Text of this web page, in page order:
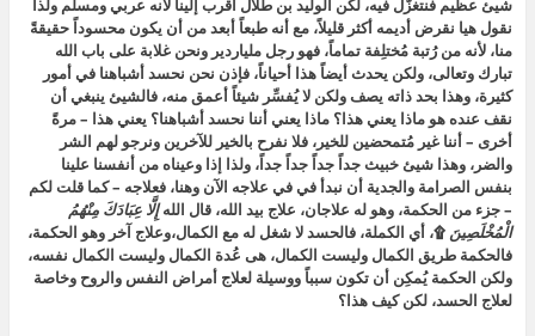
شيئ عظيم فنتغزَّل فيه، لكن الوليد بن طلال أقرب إلينا لأنه عربي ومسلم ولذا
نقول هيا نقرض أديمه أكثر قليلاً، مع أنه طبعاً أبعد من أن يكون محسوداً حقيقةً
منا، لأنه من رُتبة مُختلِفة تماماً، فهو رجل ملياردير ونحن غلابة على باب الله
تبارك وتعالى، ولكن يحدث أيضاً هذا أحياناً، فإذن نحن نحسد أشباهنا في أمور
كثيرة، وهذا بحد ذاته يصف ولكن لا يُفسِّر شيئاً أعمق منه، فالشيئ ينبغي أن
نقف عنده هو ماذا يعني هذا؟ ماذا يعني أننا نحسد أشباهنا؟ يعني هذا – مرةً
أخرى – أننا غير مُتمحضين للخير، فلا نفرح بالخير للآخرين ونرجو لهم الشر
والضر، وهذا شيئ خبيث جداً جداً جداً جداً، ولذا إذا وعيناه من أنفسنا علينا
بنفس الصرامة والجدية أن نبدأ في في علاجه الآن وهنا، فعلاجه – كما قلت لكم
– جزء من الحكمة، وهو له علاجان، علاج بيد الله، قال اللهإِلَّا عِبَادَكَ مِنْهُمُ
الْمُخْلَصِينَ ۩، أي الكملة، فالحسد لا شغل له مع الكمال،وعلاج آخر وهو الحكمة،
فالحكمة طريق الكمال وليست الكمال، هى عُدة الكمال وليست الكمال نفسه،
ولكن الحكمة يُمكِن أن تكون سبباً ووسيلة لعلاج أمراض النفس والروح وخاصة
لعلاج الحسد، لكن كيف هذا؟